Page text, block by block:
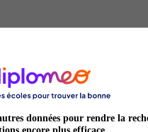
données pour rendre la
encore plus efficace.